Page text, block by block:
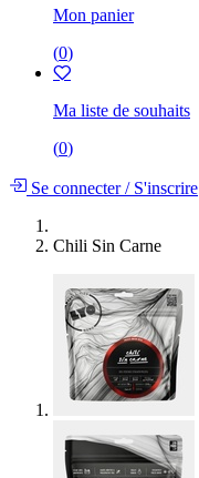
Mon panier
(0)
Ma liste de souhaits
(0)
Se connecter/S'inscrire
Chili Sin Carne